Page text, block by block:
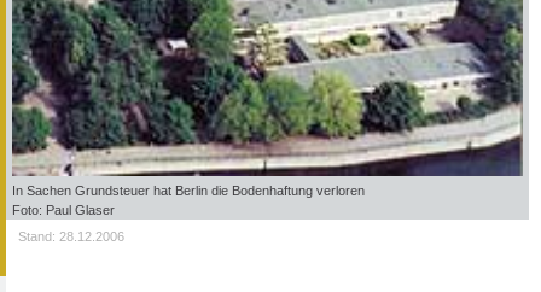
In Sachen Grundsteuer hat Berlin die Bodenhaftung verloren
Foto: Paul Glaser
Stand: 28.12.2006